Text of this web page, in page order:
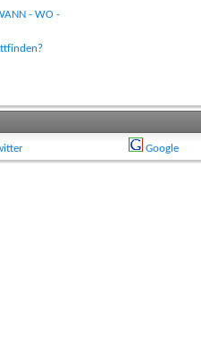
- WO -
Google